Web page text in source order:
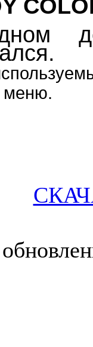
меню.